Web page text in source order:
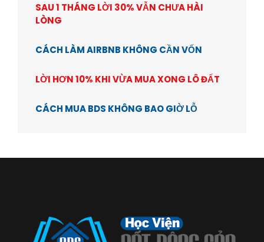
SAU 1 THÁNG LỜI 30% VẪN CHƯA HÀI
LÒNG
CÁCH LÀM AIRBNB KHÔNG CẦN VỐN
LỜI HƠN 10% KHI VỪA MUA XONG LÔ ĐẤT
CÁCH MUA BDS KHÔNG BAO GIỜ LỖ